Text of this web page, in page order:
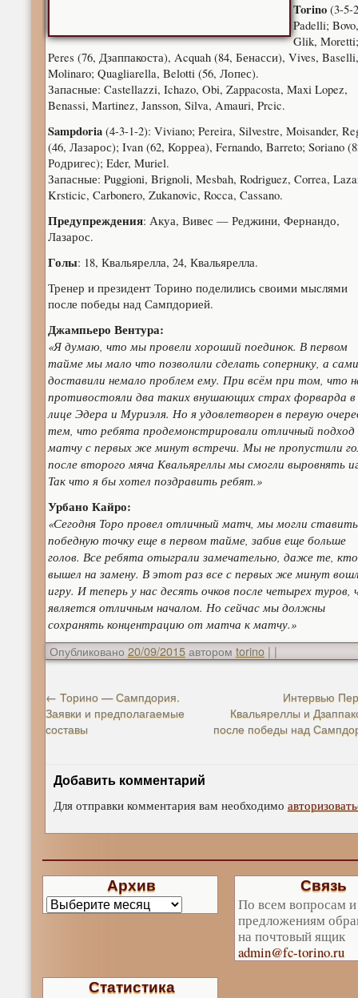
Torino(3-5-
Padelli; Bovo,
Glik, Moretti;
Peres (76, Дзаппакоста), Acquah (84, Бенасси), Vives, Baselli,
Molinaro; Quagliarella, Belotti (56, Лопес).
Запасные: Castellazzi, Ichazo, Obi, Zappacosta, Maxi Lopez,
Benassi, Martinez, Jansson, Silva, Amauri, Prcic.
Sampdoria(4-3-1-2): Viviano; Pereira, Silvestre, Moisander,
(46, Лазарос); Ivan (62, Корреа), Fernando, Barreto; Soriano
Родригес); Eder, Muriel.
Запасные: Puggioni, Brignoli, Mesbah, Rodriguez, Correa,
Krsticic, Carbonero, Zukanovic, Rocca, Cassano.
Предупреждения: Акуа, Вивес — Реджини, Фернандо,
Лазарос.
Голы: 18, Квальярелла, 24, Квальярелла.
Тренер и президент Торино поделились своими мыслями
после победы над Сампдорией.
Джампьеро Вентура:
«Я думаю, что мы провели хороший поединок. В первом
тайме мы мало что позволили сделать сопернику, а сами
доставили немало проблем ему. При всём при том, что
противостояли два таких внушающих страх форварда в
лице Эдера и Муриэля. Но я удовлетворен в первую
тем, что ребята продемонстрировали отличный подход
матчу с первых же минут встречи. Мы не пропустили
после второго мяча Квальяреллы мы смогли выровнять
Так что я бы хотел поздравить ребят.»
Урбано Кайро:
«Сегодня Торо провел отличный матч, мы могли ставить
победную точку еще в первом тайме, забив еще больше
голов. Все ребята отыграли замечательно, даже те, кто
вышел на замену. В этот раз все с первых же минут
игру. И теперь у нас десять очков после четырех туров,
является отличным началом. Но сейчас мы должны
сохранять концентрацию от матча к матчу.»
Опубликовано 20/09/2015 автором torino | |
← Торино — Сампдория.
Заявки и предполагаемые
составы
Интервью
Квальяреллы и
после победы над
Добавить комментарий
Для отправки комментария вам необходимо
Архив Связь
По всем вопросам и
предложениям
на почтовый ящик
admin@fc-torino.ru
Статистика